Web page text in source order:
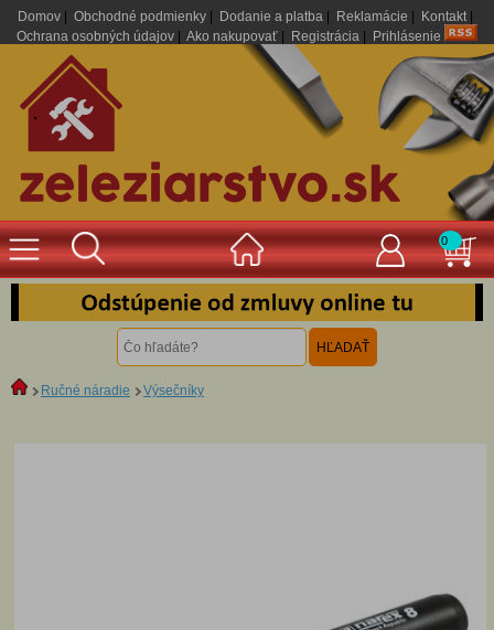
Domov Obchodné podmienky Dodanie a platba Reklamácie Kontakt|
Ochrana osobných údajov
Ako nakupovať Registrácia Prihlásenie
.
0
Ručné náradie Výsečníky